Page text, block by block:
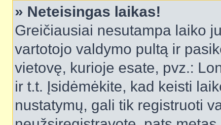
» Neteisingas laikas!
Greičiausiai nesutampa laiko
vartotojo valdymo pultą ir
vietovę, kurioje esate, pvz.:
ir t.t. Įsidėmėkite, kad keisti
nustatymų, gali tik registruoti